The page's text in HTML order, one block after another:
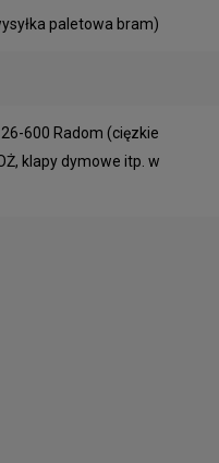
paletowa bram)
600 Radom (cięzkie
klapy dymowe itp. w